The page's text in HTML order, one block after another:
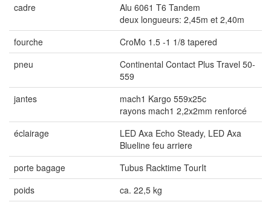
cadre
Alu 6061 T6 Tandem
deux longueurs: 2,45m et 2,40m
fourche
CroMo 1.5 -1 1/8 tapered
pneu
Continental Contact Plus Travel 50-
559
jantes
mach1 Kargo 559x25c
rayons mach1 2,2x2mm renforcé
éclairage
LED Axa Echo Steady, LED Axa
Blueline feu arriere
porte bagage
Tubus Racktime TourIt
poids
ca. 22,5 kg